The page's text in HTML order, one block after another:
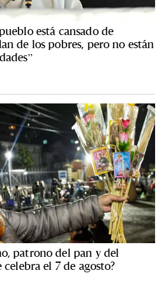
está cansado de
de los pobres, pero no están
patrono del pan y del
el 7 de agosto?